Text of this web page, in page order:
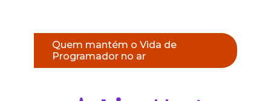
Quem mantém o Vida de
Programador no ar